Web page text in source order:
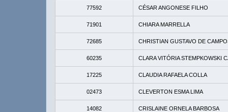
77592 CÉSAR ANGONESE FILHO
71901 CHIARA MARRELLA
72685 CHRISTIAN GUSTAVO DE
60235 CLARA VITÓRIA STEMPKOWSKI
17225 CLAUDIA RAFAELA COLLA
02473 CLEVERTON ESMA LIMA
14082 CRISLAINE ORNELA BARBOSA